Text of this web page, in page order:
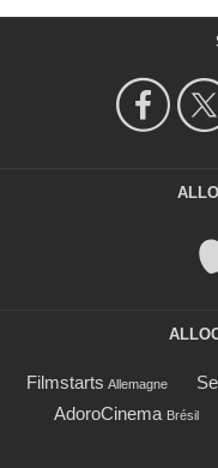
Filmstarts Allemagne
AdoroCinema Brésil